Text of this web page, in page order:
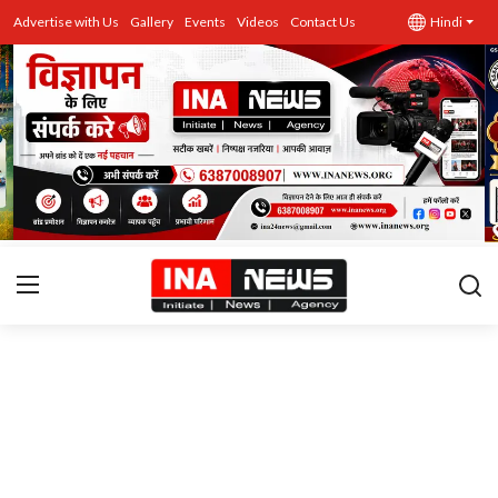
Advertise with Us Gallery Events Videos Contact Us Hindi
उत्तर प्रदेश
Advertise with Us
Events
राज्य